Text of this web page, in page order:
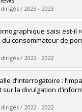
dans Papyrus
/ 2023 - 2023
Andreanne
dans Papyrus
saisi est-il
consommateur de
/ 2022 - 2022
Claire
dans Papyrus
d’interrogatoire :
la divulgation
/ 2022 - 2022